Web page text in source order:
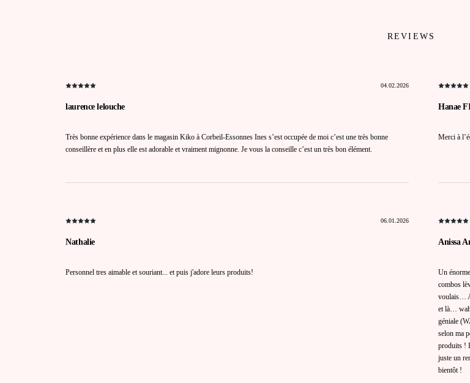
REVIEWS
04.02.2026
laurence lelouche
Très bonne expérience dans le magasin Kiko à Corbeil-Essonnes Ines s’est occupée de moi c’est une très bonne
conseillère et en plus elle est adorable et vraiment mignonne. Je vous la conseille c’est un très bon élément.
Hanae
Merci à
06.01.2026
Nathalie
Personnel tres aimable et souriant... et puis j'adore leurs produits!
Anissa
Un
combos
voulais…
et là…
géniale
selon ma
produits !
juste un
bientôt !